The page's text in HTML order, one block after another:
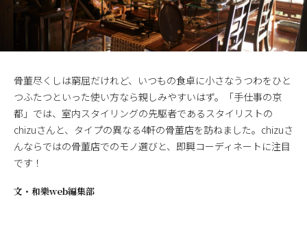
骨董尽くしは窮屈だけれど、いつもの食卓に小さなうつわをひと
つふたつといった使い方なら親しみやすいはず。「手仕事の京
都」では、室内スタイリングの先駆者であるスタイリストの
chizuさんと、タイプの異なる4軒の骨董店を訪ねました。chizuさ
んならではの骨董店でのモノ選びと、即興コーディネートに注目
です！
文・ 和樂web編集部